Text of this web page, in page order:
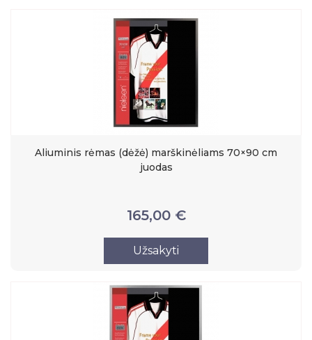
Aliuminis rėmas (dėžė) marškinėliams 70×90 cm
juodas
165,00 €
Užsakyti